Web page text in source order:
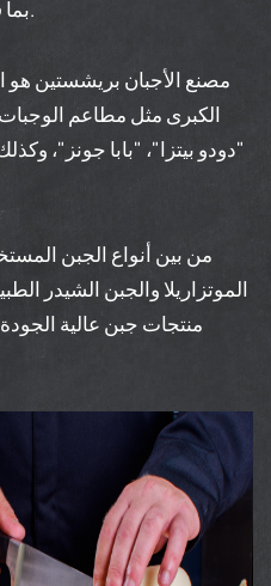
وHoReCa، بما في ذلك إنتاج البيتزا.
مصنع الأجبان بريشستين هو
الكبرى مثل مطاعم
"دودو بيتزا"، "بابا جونز"،
من بين أنواع الجبن
الموتزاريلا والجبن الشيدر
منتجات جبن عالية